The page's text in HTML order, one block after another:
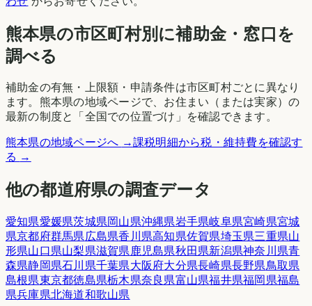
熊本県の市区町村別に補助金・窓口を
調べる
補助金の有無・上限額・申請条件は市区町村ごとに異なり
ます。 熊本県の地域ページで、お住まい（または実家）の
最新の制度と「全国での位置づけ」を確認できます。
熊本県の地域ページへ →課税明細から税・維持費を確認す
る →
他の都道府県の調査データ
愛知県愛媛県茨城県岡山県沖縄県岩手県岐阜県宮崎県宮城
県京都府群馬県 広島県香川県高知県佐賀県埼玉県三重県山
形県山口県山梨県滋賀県 鹿児島県秋田県新潟県神奈川県青
森県静岡県石川県千葉県大阪府大分県長崎県長野県鳥取県
島根県東京都徳島県栃木県奈良県富山県福井県福岡県福島
県兵庫県北海道和歌山県